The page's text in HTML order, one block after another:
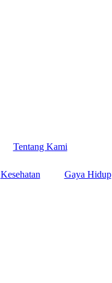
Tentang Kami
Kesehatan Gaya Hidup